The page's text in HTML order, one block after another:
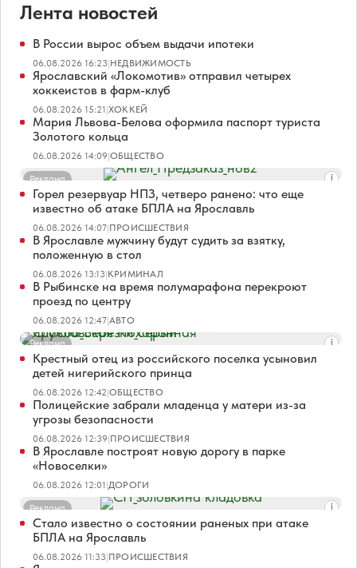
Лента новостей
В России вырос объем выдачи ипотеки
06.08.2026 16:23|НЕДВИЖИМОСТЬ
Ярославский «Локомотив» отправил четырех
хоккеистов в фарм-клуб
06.08.2026 15:21|ХОККЕЙ
Мария Львова-Белова оформила паспорт туриста
Золотого кольца
06.08.2026 14:09|ОБЩЕСТВО
Реклама
Горел резервуар НПЗ, четверо ранено: что еще
известно об атаке БПЛА на Ярославль
06.08.2026 14:07|ПРОИСШЕСТВИЯ
В Ярославле мужчину будут судить за взятку,
положенную в стол
06.08.2026 13:13|КРИМИНАЛ
В Рыбинске на время полумарафона перекроют
проезд по центру
06.08.2026 12:47|АВТО
Реклама
Крестный отец из российского поселка усыновил
детей нигерийского принца
06.08.2026 12:42|ОБЩЕСТВО
Полицейские забрали младенца у матери из-за
угрозы безопасности
06.08.2026 12:39|ПРОИСШЕСТВИЯ
В Ярославле построят новую дорогу в парке
«Новоселки»
06.08.2026 12:01|ДОРОГИ
Реклама
Стало известно о состоянии раненых при атаке
БПЛА на Ярославль
06.08.2026 11:33|ПРОИСШЕСТВИЯ